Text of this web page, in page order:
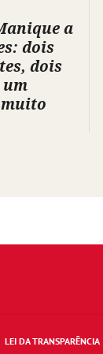
a
dois
dois
um
LEI DA TRANSPARÊNCIA